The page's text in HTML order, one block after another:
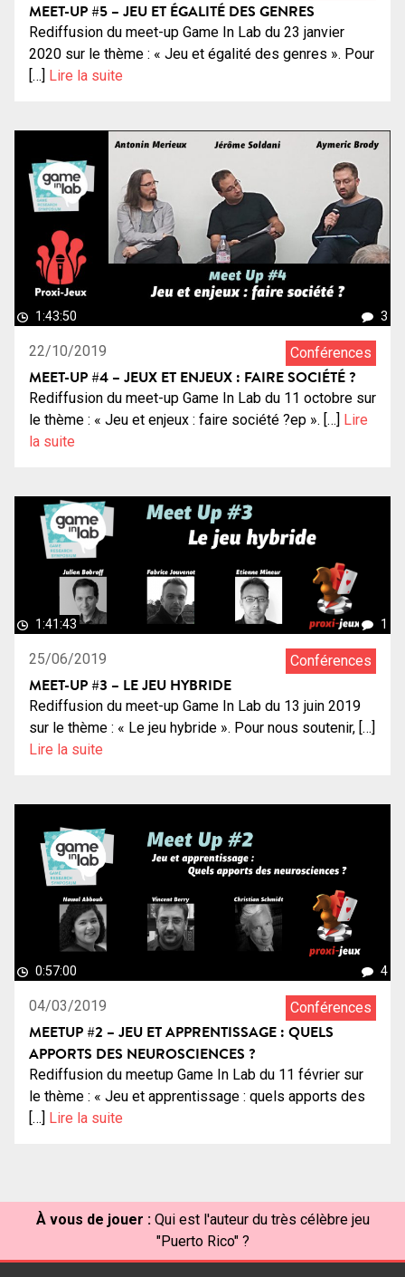
MEET-UP #5 – JEU ET ÉGALITÉ DES GENRES
Rediffusion du meet-up Game In Lab du 23 janvier
2020 sur le thème : « Jeu et égalité des genres ». Pour
[…] Lire la suite
1:43:50 3
22/10/2019 Conférences
MEET-UP #4 – JEUX ET ENJEUX : FAIRE SOCIÉTÉ ?
Rediffusion du meet-up Game In Lab du 11 octobre sur
le thème : « Jeu et enjeux : faire société ?ep ». […] Lire
la suite
1:41:43 1
25/06/2019 Conférences
MEET-UP #3 – LE JEU HYBRIDE
Rediffusion du meet-up Game In Lab du 13 juin 2019
sur le thème : « Le jeu hybride ». Pour nous soutenir, […]
Lire la suite
0:57:00 4
04/03/2019 Conférences
MEETUP #2 – JEU ET APPRENTISSAGE : QUELS
APPORTS DES NEUROSCIENCES ?
Rediffusion du meetup Game In Lab du 11 février sur
le thème : « Jeu et apprentissage : quels apports des
[…]
Lire la suite
À vous de jouer : Qui est l'auteur du très célèbre jeu
"Puerto Rico" ?